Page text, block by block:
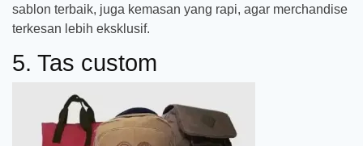
sablon terbaik, juga kemasan yang rapi, agar merchandise
terkesan lebih eksklusif.
5. Tas custom